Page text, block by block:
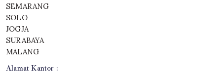
SEMARANG
SOLO
JOGJA
SURABAYA
MALANG
Alamat Kantor :